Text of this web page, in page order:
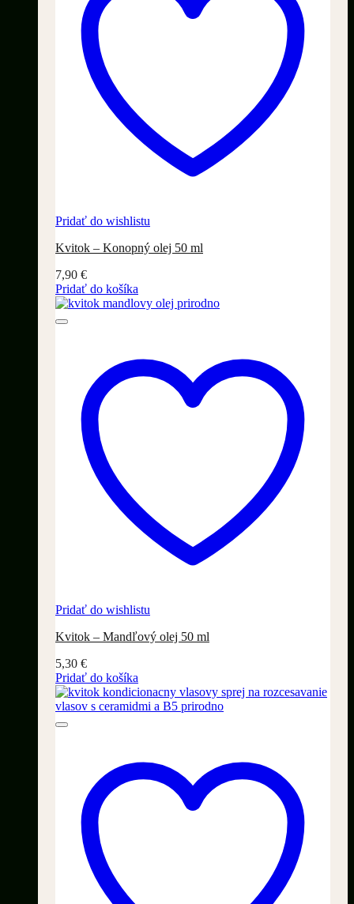
Pridať do wishlistu
Kvitok – Konopný olej 50 ml
7,90 €
Pridať do košíka
Pridať do wishlistu
Kvitok – Mandľový olej 50 ml
5,30 €
Pridať do košíka